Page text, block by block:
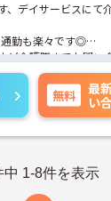
、デイサービスにて
通勤も楽々です◎
ビ介護職までお問い
無料
最
い
中 1-8件を表示